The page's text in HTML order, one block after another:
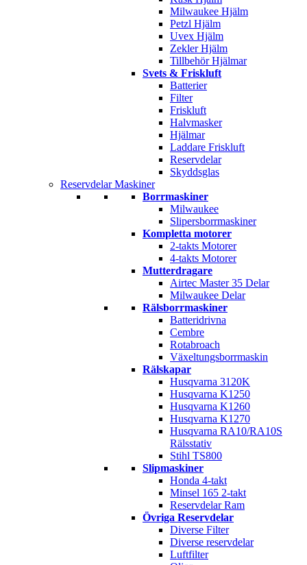
Milwaukee Hjälm
Petzl Hjälm
Uvex Hjälm
Zekler Hjälm
Tillbehör Hjälmar
Svets & Friskluft
Batterier
Filter
Friskluft
Halvmasker
Hjälmar
Laddare Friskluft
Reservdelar
Skyddsglas
Reservdelar Maskiner
Borrmaskiner
Milwaukee
Slipersborrmaskiner
Kompletta motorer
2-takts Motorer
4-takts Motorer
Mutterdragare
Airtec Master 35 Delar
Milwaukee Delar
Rälsborrmaskiner
Batteridrivna
Cembre
Rotabroach
Växeltungsborrmaskin
Rälskapar
Husqvarna 3120K
Husqvarna K1250
Husqvarna K1260
Husqvarna K1270
Husqvarna RA10/RA10S
Rälsstativ
Stihl TS800
Slipmaskiner
Honda 4-takt
Minsel 165 2-takt
Reservdelar Ram
Övriga Reservdelar
Diverse Filter
Diverse reservdelar
Luftfilter